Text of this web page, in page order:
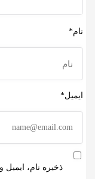
نام*
ایمیل*
ذخیره نام، ایمیل